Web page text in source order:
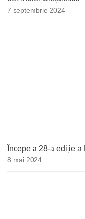
7 septembrie 2024
Începe a 28-a ediție
8 mai 2024